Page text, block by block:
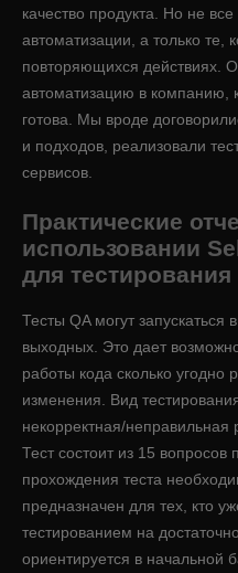
качество продукта. Но не
автоматизации, а только те,
повторяющихся действиях.
автоматизацию в компанию,
готова. Мы вроде
и подходов, реализовали
сервисов.
Практические
использовании
для тестирования
Тесты QA могут запускаться
выходных. Это дает
работы кода сколько угодно
изменения. Вид
некорректная/
Тест состоит из 15
прохождения теста
предназначен для тех, кто
тестированием на
ориентируется в начальной